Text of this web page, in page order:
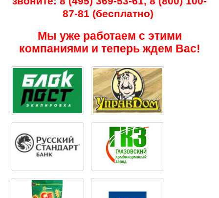
87-81 (бесплатно)
Мы уже работаем с этими
компаниями и теперь ждем Вас!